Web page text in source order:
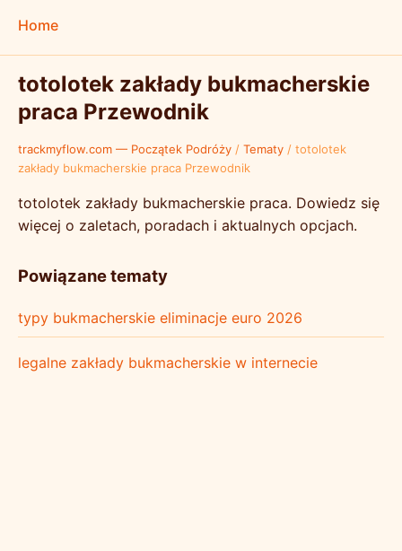
Home
totolotek zakłady bukmacherskie
praca Przewodnik
trackmyflow.com — Początek Podróży / Tematy / totolotek
zakłady bukmacherskie praca Przewodnik
totolotek zakłady bukmacherskie praca. Dowiedz się
więcej o zaletach, poradach i aktualnych opcjach.
Powiązane tematy
typy bukmacherskie eliminacje euro 2026
legalne zakłady bukmacherskie w internecie